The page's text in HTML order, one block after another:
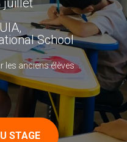
juillet
School
les anciens élèves
STAGE